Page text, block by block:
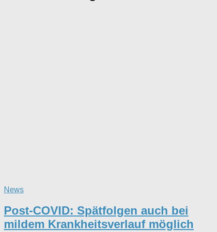
News
Post-COVID: Spätfolgen auch bei
mildem Krankheitsverlauf möglich